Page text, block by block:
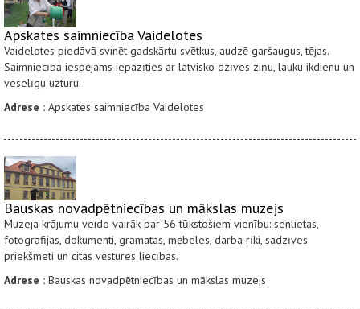
Apskates saimniecība Vaidelotes
Vaidelotes piedāvā svinēt gadskārtu svētkus, audzē garšaugus, tējas.
Saimniecībā iespējams iepazīties ar latvisko dzīves ziņu, lauku ikdienu un
veselīgu uzturu.
Adrese : Apskates saimniecība Vaidelotes
Bauskas novadpētniecības un mākslas muzejs
Muzeja krājumu veido vairāk par 56 tūkstošiem vienību: senlietas,
fotogrāfijas, dokumenti, grāmatas, mēbeles, darba rīki, sadzīves
priekšmeti un citas vēstures liecības.
Adrese : Bauskas novadpētniecības un mākslas muzejs